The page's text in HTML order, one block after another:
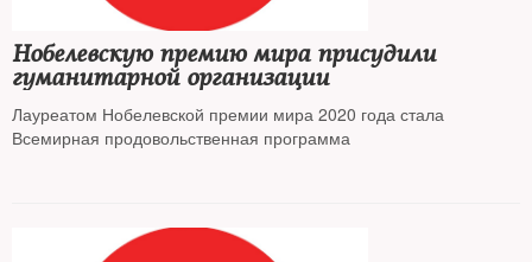
Нобелевскую премию мира присудили
гуманитарной организации
Лауреатом Нобелевской премии мира 2020 года стала
Всемирная продовольственная программа